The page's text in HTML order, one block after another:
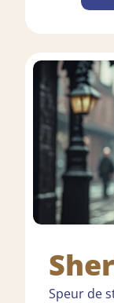
Speur de